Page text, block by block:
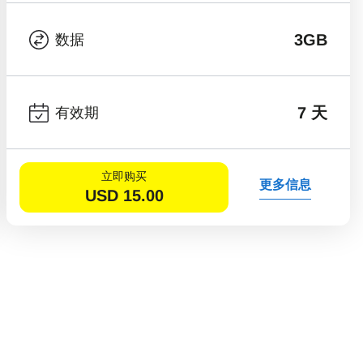
数据 3GB
有效期 7 天
立即购买
USD 15.00
更多信息